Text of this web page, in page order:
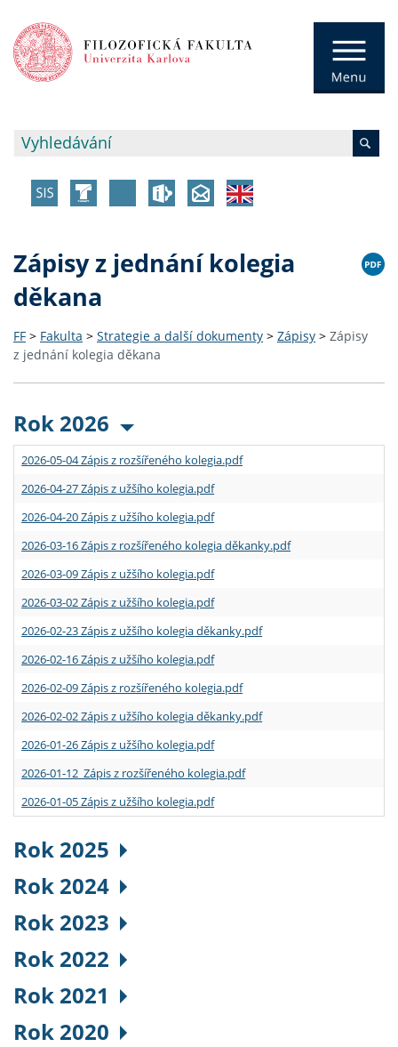
Zápisy z jednání kolegia
děkana
FF > Fakulta > Strategie a další dokumenty > Zápisy > Zápisy
z jednání kolegia děkana
Rok 2026
2026-05-04 Zápis z rozšířeného kolegia.pdf
2026-04-27 Zápis z užšího kolegia.pdf
2026-04-20 Zápis z užšího kolegia.pdf
2026-03-16 Zápis z rozšířeného kolegia děkanky.pdf
2026-03-09 Zápis z užšího kolegia.pdf
2026-03-02 Zápis z užšího kolegia.pdf
2026-02-23 Zápis z užšího kolegia děkanky.pdf
2026-02-16 Zápis z užšího kolegia.pdf
2026-02-09 Zápis z rozšířeného kolegia.pdf
2026-02-02 Zápis z užšího kolegia děkanky.pdf
2026-01-26 Zápis z užšího kolegia.pdf
2026-01-12 Zápis z rozšířeného kolegia.pdf
2026-01-05 Zápis z užšího kolegia.pdf
Rok 2025
Rok 2024
Rok 2023
Rok 2022
Rok 2021
Rok 2020